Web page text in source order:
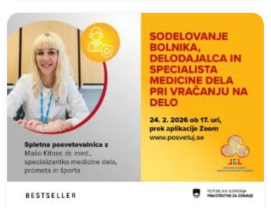
Svojci
Video
Vračanje na delo
Vse bolezni
Zagovorništvo
zapestnice
Zdravljenje in rehabilitacija